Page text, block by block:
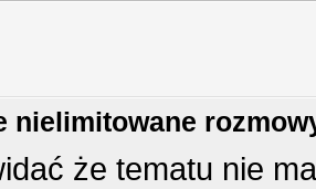
nielimitowane
że tematu nie